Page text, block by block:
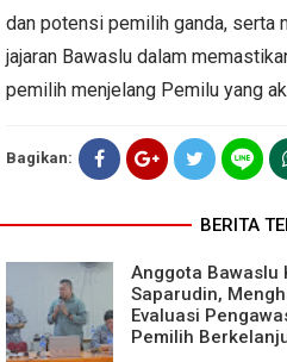
dan potensi pemilih ganda, serta
jajaran Bawaslu dalam
pemilih menjelang Pemilu yang
Bagikan:
BERITA
Anggota Bawaslu
Saparudin,
Evaluasi
Pemilih